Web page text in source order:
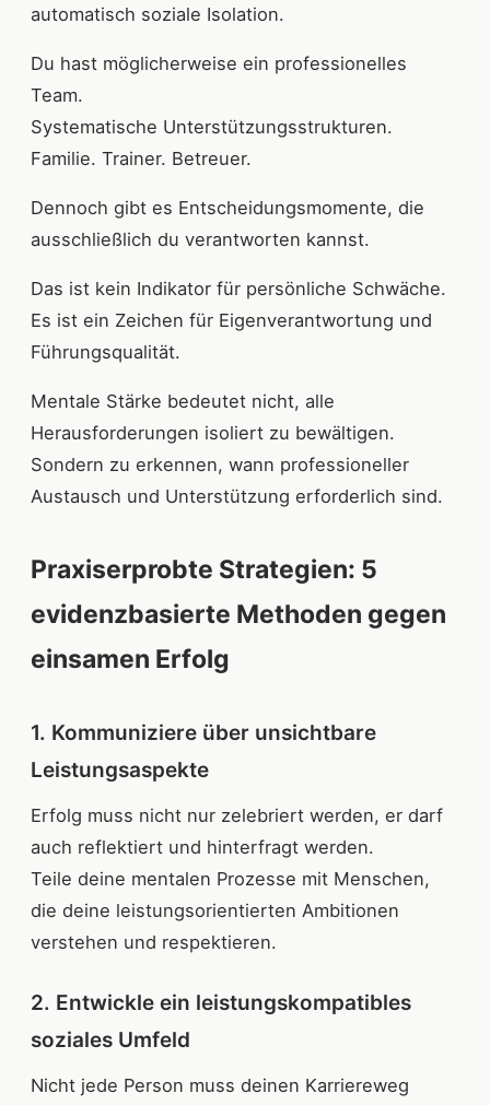
automatisch soziale Isolation.
Du hast möglicherweise ein professionelles
Team.
Systematische Unterstützungsstrukturen.
Familie. Trainer. Betreuer.
Dennoch gibt es Entscheidungsmomente, die
ausschließlich du verantworten kannst.
Das ist kein Indikator für persönliche Schwäche.
Es ist ein Zeichen für Eigenverantwortung und
Führungsqualität.
Mentale Stärke bedeutet nicht, alle
Herausforderungen isoliert zu bewältigen.
Sondern zu erkennen, wann professioneller
Austausch und Unterstützung erforderlich sind.
Praxiserprobte Strategien: 5
evidenzbasierte Methoden gegen
einsamen Erfolg
1. Kommuniziere über unsichtbare
Leistungsaspekte
Erfolg muss nicht nur zelebriert werden, er darf
auch reflektiert und hinterfragt werden.
Teile deine mentalen Prozesse mit Menschen,
die deine leistungsorientierten Ambitionen
verstehen und respektieren.
2. Entwickle ein leistungskompatibles
soziales Umfeld
Nicht jede Person muss deinen Karriereweg